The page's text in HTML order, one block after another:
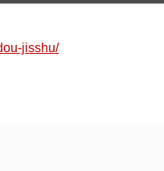
jisshu/